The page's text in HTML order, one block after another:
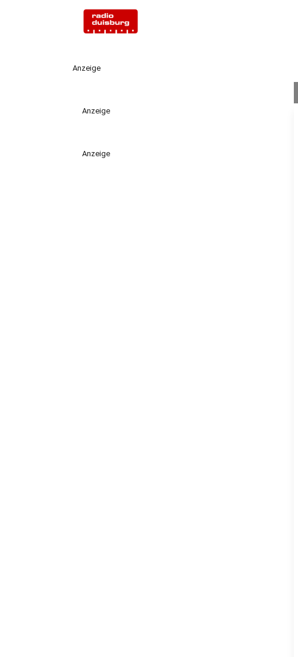
Anzeige
Anzeige
Anzeige